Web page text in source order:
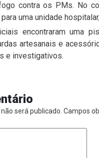
contra os PMs. No
uma unidade
encontraram uma
artesanais e
e investigativos.
será publicado. Campos